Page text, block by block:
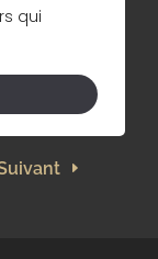
qui